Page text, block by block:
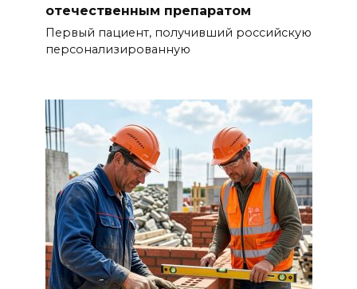
отечественным препаратом
Первый пациент, получивший российскую
персонализированную